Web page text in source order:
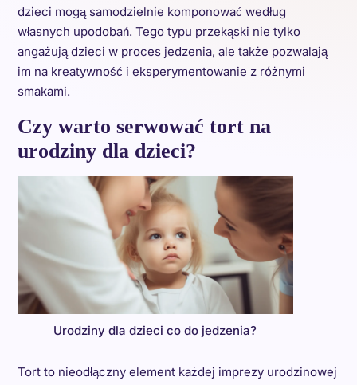
dzieci mogą samodzielnie komponować według
własnych upodobań. Tego typu przekąski nie tylko
angażują dzieci w proces jedzenia, ale także pozwalają
im na kreatywność i eksperymentowanie z różnymi
smakami.
Czy warto serwować tort na
urodziny dla dzieci?
Urodziny dla dzieci co do jedzenia?
Tort to nieodłączny element każdej imprezy urodzinowej